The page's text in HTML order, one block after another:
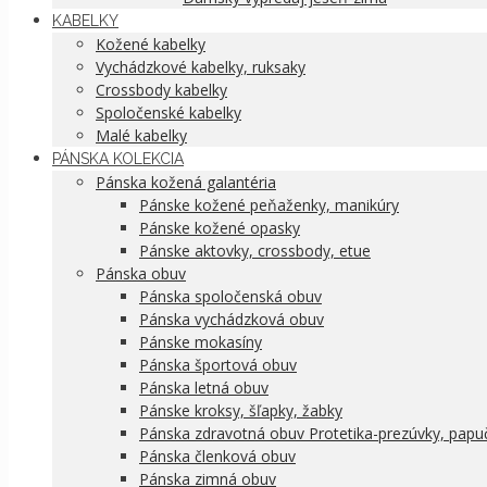
KABELKY
Kožené kabelky
Vychádzkové kabelky, ruksaky
Crossbody kabelky
Spoločenské kabelky
Malé kabelky
PÁNSKA KOLEKCIA
Pánska kožená galantéria
Pánske kožené peňaženky, manikúry
Pánske kožené opasky
Pánske aktovky, crossbody, etue
Pánska obuv
Pánska spoločenská obuv
Pánska vychádzková obuv
Pánske mokasíny
Pánska športová obuv
Pánska letná obuv
Pánske kroksy, šľapky, žabky
Pánska zdravotná obuv Protetika-prezúvky,
Pánska členková obuv
Pánska zimná obuv